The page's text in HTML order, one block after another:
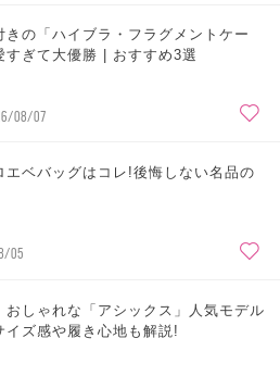
きの「ハイブラ・フラグメントケー
すぎて大優勝 | おすすめ3選
08/07
エベバッグはコレ!後悔しない名品の
05
おしゃれな「アシックス」人気モデル
ズ感や履き心地も解説!